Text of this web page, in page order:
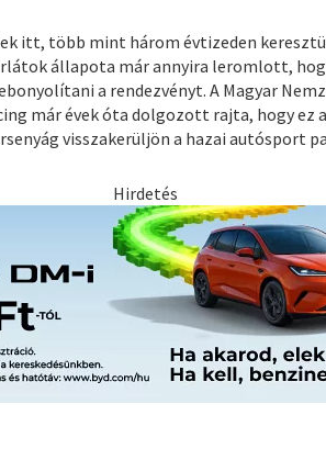
itt, több mint három évtizeden
állapota már annyira leromlott,
a rendezvényt. A Magyar
már évek óta dolgozott rajta, hogy ez
visszakerüljön a hazai autósport
Hirdetés